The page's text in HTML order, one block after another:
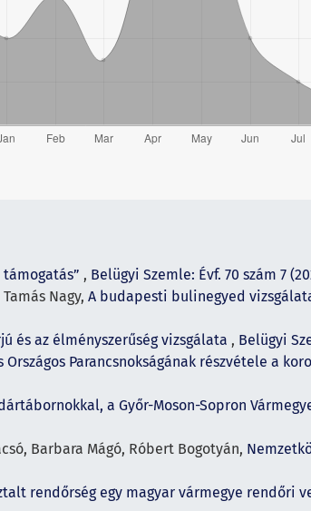
támogatás” , Belügyi Szemle: Évf. 70 szám 7
Nagy, A budapesti bulinegyed
és az élményszerűség vizsgálata , Belügyi
Parancsnokságának részvétele a
a Győr-Moson-Sopron
Barbara Mágó, Róbert Bogotyán,
rendőrség egy magyar vármegye rendőri